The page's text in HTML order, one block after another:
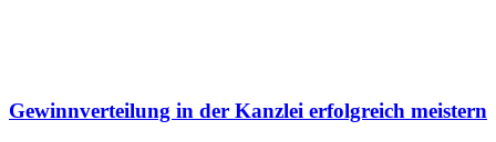
Gewinnverteilung in der Kanzlei erfolgreich meistern